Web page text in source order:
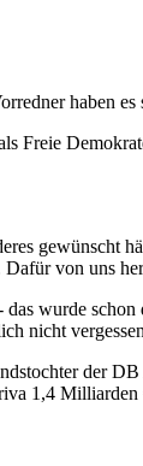
haben
Freie
gewünscht
Dafür von uns
wurde
nicht
der
1,4